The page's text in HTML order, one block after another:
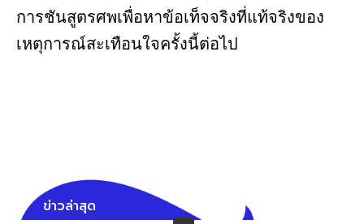
การชันสูตรศพเพื่อหาข้อเท็จจริงที่แท้จริงของ
เหตุการณ์สะเทือนใจครั้งนี้ต่อไป
ข่าวล่าสุด